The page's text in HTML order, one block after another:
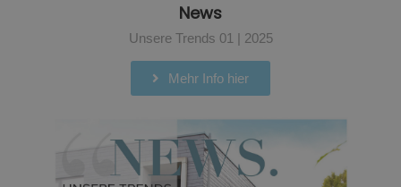
News
Unsere Trends 01 | 2025
Mehr Info hier